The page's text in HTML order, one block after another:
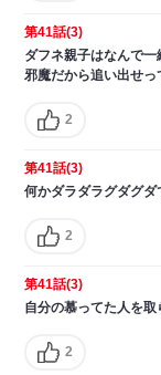
第41話(3)
ダフネ親子はなんで一
邪魔だから追い出せっ
2
第41話(3)
何かダラダラグダグ
2
第41話(3)
自分の慕ってた人を
2